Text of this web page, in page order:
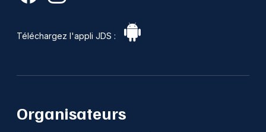
Téléchargez l'appli JDS :
Organisateurs